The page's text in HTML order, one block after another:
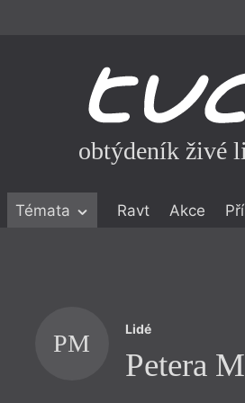
obtýdeník živé
Témata Ravt Akce
PM Lidé
Petera